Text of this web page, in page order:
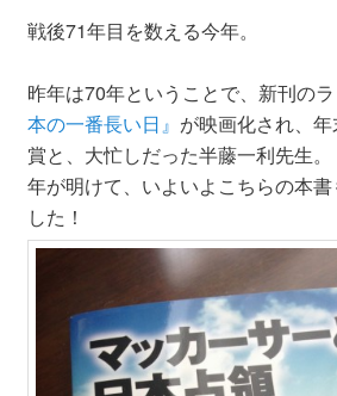
戦後71年目を数える今年。
昨年は70年ということで、新刊のラ
本の一番長い日』 が映画化され、
賞と、大忙しだった半藤一利先生。
年が明けて、いよいよこちらの本
した！